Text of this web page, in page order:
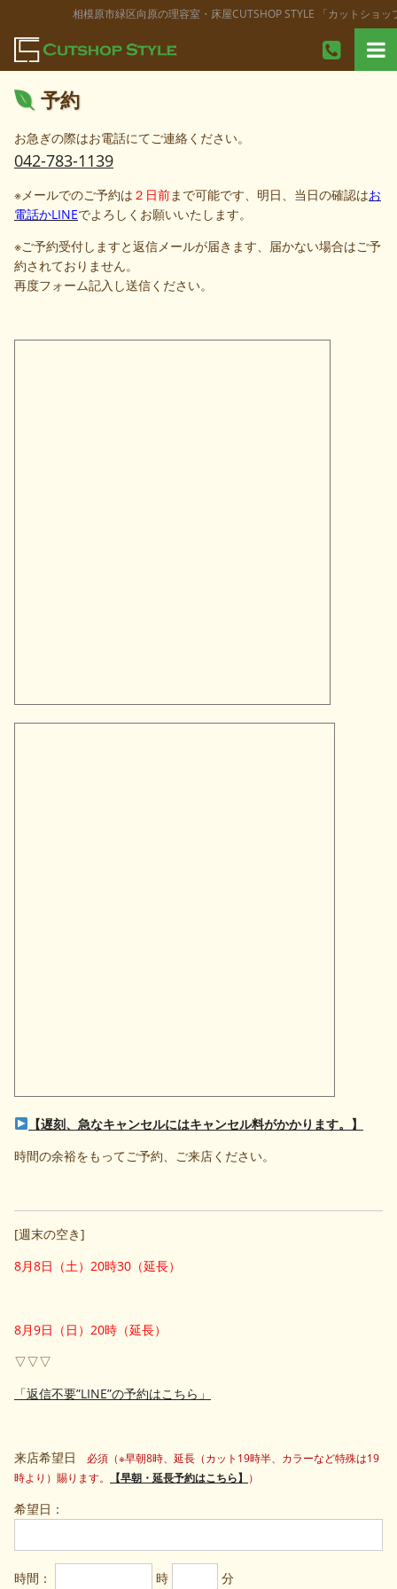
相模原市緑区向原の理容室・床屋CUTSHOP STYLE 「カットショッ
予約
お急ぎの際はお電話にてご連絡ください。
042-783-1139
※メールでのご予約は ２日前まで可能です、明日、当日の確認はお
電話かLINEでよろしくお願いいたします。
※ご予約受付しますと返信メールが届きます、届かない場合はご予
約されておりません。
再度フォーム記入し送信ください。
【遅刻、急なキャンセルにはキャンセル料がかかります。】
時間の余裕をもってご予約、ご来店ください。
[週末の空き]
8月8日（土）20時30（延長）
8月9日（日）20時（延長）
▽▽▽
「返信不要”LINE”の予約はこちら」
来店希望日
必須（※早朝8時、延長（カット19時半、カラーなど特殊は19
時より）賜ります。
【早朝・延長予約はこちら】 ）
希望日：
時間： 時 分